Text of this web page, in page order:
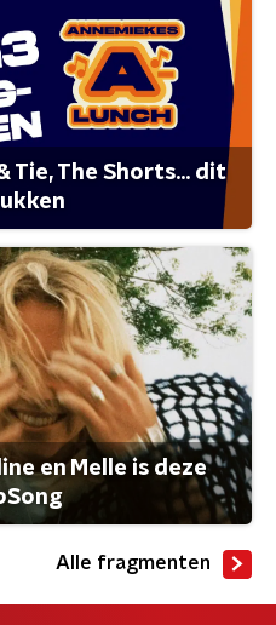
Tie, The Shorts... dit
en Melle is deze
Alle fragmenten